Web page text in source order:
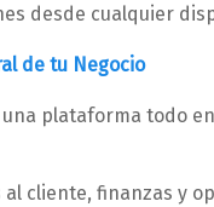
desde cualquier
de tu Negocio
una plataforma todo
cliente, finanzas y